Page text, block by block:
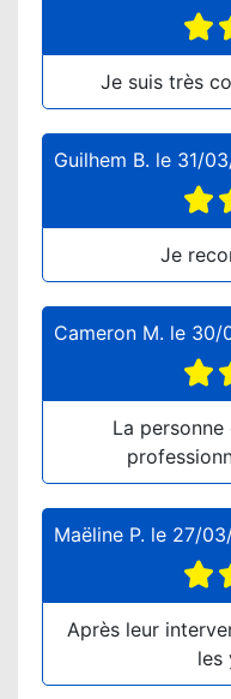
Je suis très
Guilhem B. le 31/
Je
Cameron M. le 30/
La
Maëline P. le 27/
Après leur
les